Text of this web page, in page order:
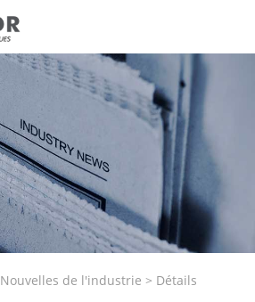
Nouvelles de l'industrie > Détails